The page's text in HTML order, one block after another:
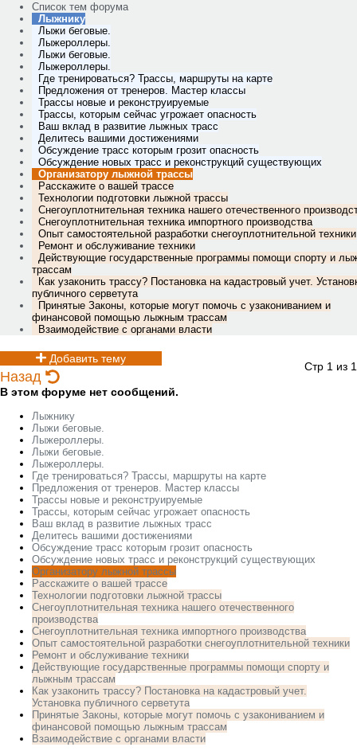
Список тем форума
Лыжнику
Лыжи беговые.
Лыжероллеры.
Лыжи беговые.
Лыжероллеры.
Где тренироваться? Трассы, маршруты на карте
Предложения от тренеров. Мастер классы
Трассы новые и реконструируемые
Трассы, которым сейчас угрожает опасность
Ваш вклад в развитие лыжных трасс
Делитесь вашими достижениями
Обсуждение трасс которым грозит опасность
Обсуждение новых трасс и реконструкций существующих
Организатору лыжной трассы
Расскажите о вашей трассе
Технологии подготовки лыжной трассы
Снегоуплотнительная техника нашего отечественного
Снегоуплотнительная техника импортного производства
Опыт самостоятельной разработки снегоуплотнительной техники
Ремонт и обслуживание техники
Действующие государственные программы помощи спорту и
трассам
Как узаконить трассу? Постановка на кадастровый учет.
публичного серветута
Принятые Законы, которые могут помочь с узакониванием и
финансовой помощью лыжным трассам
Взаимодействие с органами власти
Добавить тему
Назад
Стр 1 из 1
В этом форуме нет сообщений.
Лыжнику
Лыжи беговые.
Лыжероллеры.
Лыжи беговые.
Лыжероллеры.
Где тренироваться? Трассы, маршруты на карте
Предложения от тренеров. Мастер классы
Трассы новые и реконструируемые
Трассы, которым сейчас угрожает опасность
Ваш вклад в развитие лыжных трасс
Делитесь вашими достижениями
Обсуждение трасс которым грозит опасность
Обсуждение новых трасс и реконструкций существующих
Организатору лыжной трассы
Расскажите о вашей трассе
Технологии подготовки лыжной трассы
Снегоуплотнительная техника нашего отечественного
производства
Снегоуплотнительная техника импортного производства
Опыт самостоятельной разработки снегоуплотнительной техники
Ремонт и обслуживание техники
Действующие государственные программы помощи спорту и
лыжным трассам
Как узаконить трассу? Постановка на кадастровый учет.
Установка публичного серветута
Принятые Законы, которые могут помочь с узакониванием и
финансовой помощью лыжным трассам
Взаимодействие с органами власти